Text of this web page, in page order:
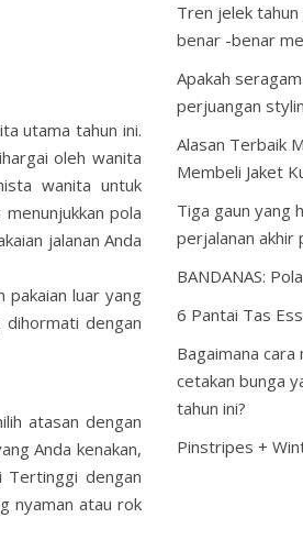
utama tahun ini.
oleh wanita
wanita untuk
pola
jalanan Anda
pakaian luar yang
dengan
atasan dengan
Anda kenakan,
Tertinggi dengan
nyaman atau rok
Tren jelek
benar -benar
Apakah
perjuangan
Alasan Terbaik
Membeli Jaket
Tiga gaun yang
perjalanan akhir
BANDANAS:
6 Pantai Tas
Bagaimana
cetakan bunga
tahun ini?
Pinstripes +